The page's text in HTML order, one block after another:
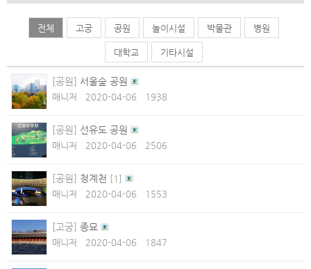
전체 고궁 공원 놀이시설 박물관 병원
대학교 기타시설
[공원] 서울숲 공원
매니저 2020-04-06 1938
[공원] 선유도 공원
매니저 2020-04-06 2506
[공원] 청계천 [ 1 ]
매니저
2020-04-06 1553
[고궁] 종묘
매니저 2020-04-06 1847